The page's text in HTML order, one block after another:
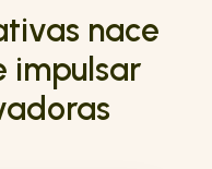
nace
impulsar